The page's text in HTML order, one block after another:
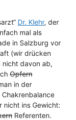
Dr. Klehr, der
mal als
in Salzburg vor
(wir drücken
nicht davon ab,
Opfern
in der
Chakrenbalance
nicht ins Gewicht:
Referenten.